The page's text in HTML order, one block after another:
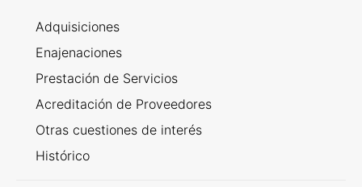
Adquisiciones
Enajenaciones
Prestación de Servicios
Acreditación de Proveedores
Otras cuestiones de interés
Histórico